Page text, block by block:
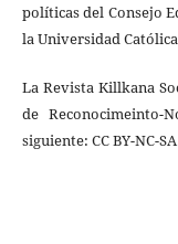
políticas del Consejo
la Universidad
La Revista Killkana
de Reconocimeinto-
siguiente: CC BY-NC-